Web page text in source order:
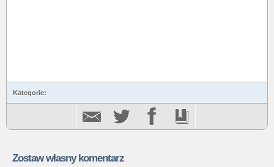
Kategorie:
Zostaw własny komentarz